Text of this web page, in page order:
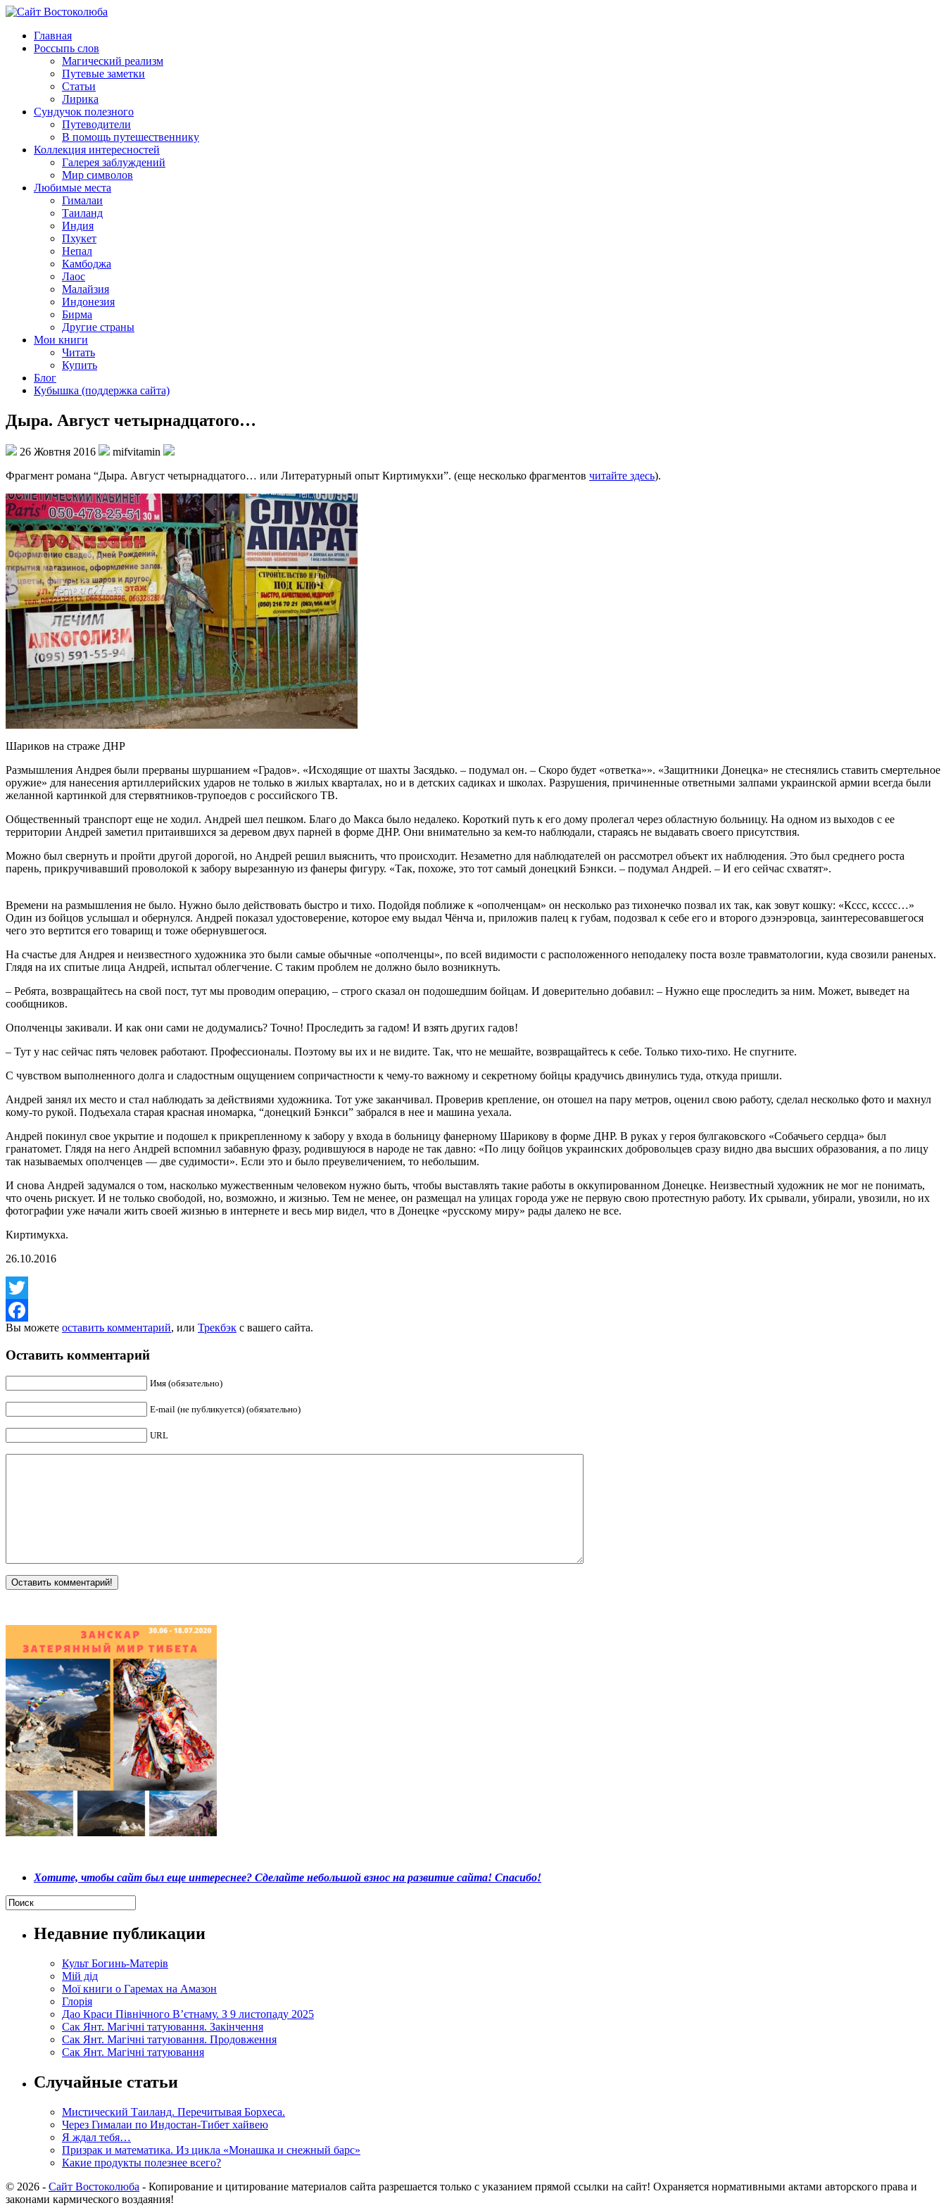
Главная
Россыпь слов
Магический реализм
Путевые заметки
Статьи
Лирика
Сундучок полезного
Путеводители
В помощь путешественнику
Коллекция интересностей
Галерея заблуждений
Мир символов
Любимые места
Гималаи
Таиланд
Индия
Пхукет
Непал
Камбоджа
Лаос
Малайзия
Индонезия
Бирма
Другие страны
Мои книги
Читать
Купить
Блог
Кубышка (поддержка сайта)
Дыра. Август четырнадцатого…
26 Жовтня 2016
mifvitamin
Фрагмент романа “Дыра. Август четырнадцатого… или Литературный опыт Киртимукхи”. (еще несколько фрагментов читайте здесь).
Шариков на страже ДНР
Размышления Андрея были прерваны шуршанием «Градов». «Исходящие от шахты Засядько. – подумал он. – Скоро будет «ответка»». «Защитники Донецка» не стеснялись ставить смертельное
оружие» для нанесения артиллерийских ударов не только в жилых кварталах, но и в детских садиках и школах. Разрушения, причиненные ответными залпами украинской армии всегда были
желанной картинкой для стервятников-трупоедов с российского ТВ.
Общественный транспорт еще не ходил. Андрей шел пешком. Благо до Макса было недалеко. Короткий путь к его дому пролегал через областную больницу. На одном из выходов с ее
территории Андрей заметил притаившихся за деревом двух парней в форме ДНР. Они внимательно за кем-то наблюдали, стараясь не выдавать своего присутствия.
Можно был свернуть и пройти другой дорогой, но Андрей решил выяснить, что происходит. Незаметно для наблюдателей он рассмотрел объект их наблюдения. Это был среднего роста
парень, прикручивавший проволокой к забору вырезанную из фанеры фигуру. «Так, похоже, это тот самый донецкий Бэнкси. – подумал Андрей. – И его сейчас схватят».
Времени на размышления не было. Нужно было действовать быстро и тихо. Подойдя поближе к «ополченцам» он несколько раз тихонечко позвал их так, как зовут кошку: «Кссс, ксссс…»
Один из бойцов услышал и обернулся. Андрей показал удостоверение, которое ему выдал Чёнча и, приложив палец к губам, подозвал к себе его и второго дээнэровца, заинтересовавшегося
чего это вертится его товарищ и тоже обернувшегося.
На счастье для Андрея и неизвестного художника это были самые обычные «ополченцы», по всей видимости с расположенного неподалеку поста возле травматологии, куда свозили раненых.
Глядя на их спитые лица Андрей, испытал облегчение. С таким проблем не должно было возникнуть.
– Ребята, возвращайтесь на свой пост, тут мы проводим операцию, – строго сказал он подошедшим бойцам. И доверительно добавил: – Нужно еще проследить за ним. Может, выведет на
сообщников.
Ополченцы закивали. И как они сами не додумались? Точно! Проследить за гадом! И взять других гадов!
– Тут у нас сейчас пять человек работают. Профессионалы. Поэтому вы их и не видите. Так, что не мешайте, возвращайтесь к себе. Только тихо-тихо. Не спугните.
С чувством выполненного долга и сладостным ощущением сопричастности к чему-то важному и секретному бойцы крадучись двинулись туда, откуда пришли.
Андрей занял их место и стал наблюдать за действиями художника. Тот уже заканчивал. Проверив крепление, он отошел на пару метров, оценил свою работу, сделал несколько фото и махнул
кому-то рукой. Подъехала старая красная иномарка, “донецкий Бэнкси” забрался в нее и машина уехала.
Андрей покинул свое укрытие и подошел к прикрепленному к забору у входа в больницу фанерному Шарикову в форме ДНР. В руках у героя булгаковского «Собачьего сердца» был
гранатомет. Глядя на него Андрей вспомнил забавную фразу, родившуюся в народе не так давно: «По лицу бойцов украинских добровольцев сразу видно два высших образования, а по лицу
так называемых ополченцев — две судимости». Если это и было преувеличением, то небольшим.
И снова Андрей задумался о том, насколько мужественным человеком нужно быть, чтобы выставлять такие работы в оккупированном Донецке. Неизвестный художник не мог не понимать,
что очень рискует. И не только свободой, но, возможно, и жизнью. Тем не менее, он размещал на улицах города уже не первую свою протестную работу. Их срывали, убирали, увозили, но их
фотографии уже начали жить своей жизнью в интернете и весь мир видел, что в Донецке «русскому миру» рады далеко не все.
Киртимукха.
26.10.2016
Twitter
Facebook
Вы можете оставить комментарий, или Трекбэк с вашего сайта.
Оставить комментарий
Имя (обязательно)
E-mail (не публикуется) (обязательно)
URL
Хотите, чтобы сайт был еще интереснее? Сделайте небольшой взнос на развитие сайта! Спасибо!
Недавние публикации
Культ Богинь-Матерів
Мій дід
Мої книги о Гаремах на Амазон
Глорія
Дао Краси Північного В’єтнаму. З 9 листопаду 2025
Сак Янт. Магічні татуювання. Закінчення
Сак Янт. Магічні татуювання. Продовження
Сак Янт. Магічні татуювання
Случайные статьи
Мистический Таиланд. Перечитывая Борхеса.
Через Гималаи по Индостан-Тибет хайвею
Я ждал тебя…
Призрак и математика. Из цикла «Монашка и снежный барс»
Какие продукты полезнее всего?
© 2026 - Сайт Востоколюба - Копирование и цитирование материалов сайта разрешается только с указанием прямой ссылки на сайт! Охраняется нормативными актами авторского права и
законами кармического воздаяния!